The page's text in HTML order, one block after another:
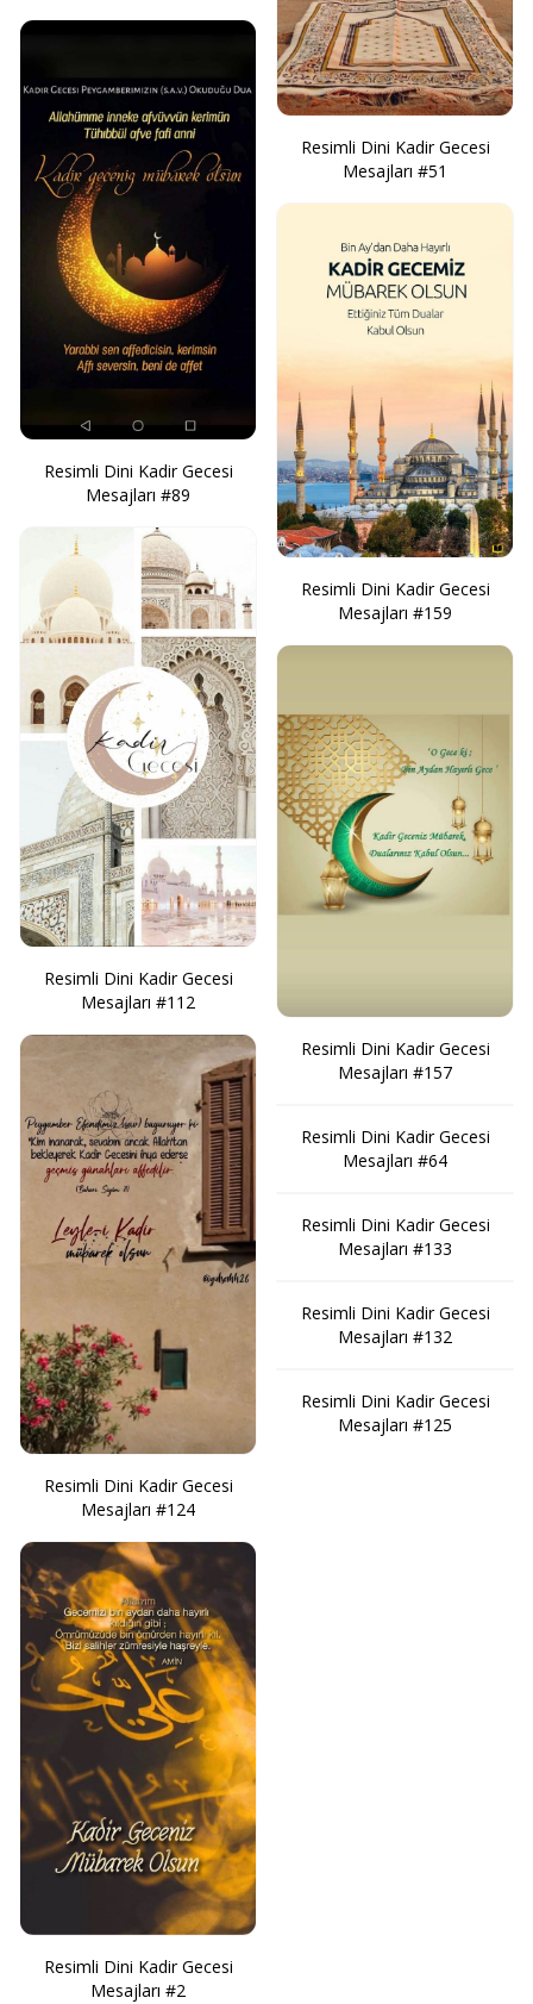
Resimli Dini Kadir Gecesi
Mesajları #89
Resimli Dini Kadir Gecesi
Mesajları #112
Resimli Dini Kadir Gecesi
Mesajları #124
Resimli Dini Kadir Gecesi
Mesajları #2
Resimli Dini Kadir Gecesi
Mesajları #51
Resimli Dini Kadir Gecesi
Mesajları #159
Resimli Dini Kadir Gecesi
Mesajları #157
Resimli Dini Kadir Gecesi
Mesajları #64
Resimli Dini Kadir Gecesi
Mesajları #133
Resimli Dini Kadir Gecesi
Mesajları #132
Resimli Dini Kadir Gecesi
Mesajları #125